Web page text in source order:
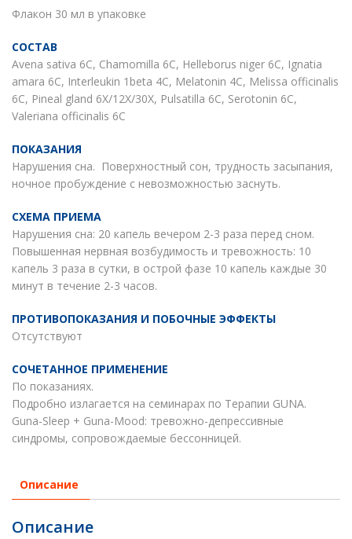
Флакон 30 мл в упаковке
СОСТАВ
Avena sativa 6C, Chamomilla 6C, Helleborus niger 6C, Ignatia
amara 6C, Interleukin 1beta 4C, Melatonin 4C, Melissa officinalis
6C, Pineal gland 6X/12X/30X, Pulsatilla 6C, Serotonin 6C,
Valeriana officinalis 6C
ПОКАЗАНИЯ
Нарушения сна. Поверхностный сон, трудность засыпания,
ночное пробуждение с невозможностью заснуть.
СХЕМА ПРИЕМА
Нарушения сна: 20 капель вечером 2-3 раза перед сном.
Повышенная нервная возбудимость и тревожность: 10
капель 3 раза в сутки, в острой фазе 10 капель каждые 30
минут в течение 2-3 часов.
ПРОТИВОПОКАЗАНИЯ И ПОБОЧНЫЕ ЭФФЕКТЫ
Отсутствуют
СОЧЕТАННОЕ ПРИМЕНЕНИЕ
По показаниях.
Подробно излагается на семинарах по Терапии GUNA.
Guna-Sleep + Guna-Mood: тревожно-депрессивные
синдромы, сопровождаемые бессонницей.
Описание
Описание